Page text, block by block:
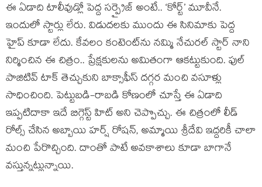
ఈ ఏడాది టాలీవుడ్లో పెద్ద సర్ప్రైజ్ అంటే.. ‘కోర్ట్’ మూవీనే.
ఇందులో స్టార్లు లేరు. విడుదలకు ముందు ఈ సినిమాకు పెద్ద
హైప్ కూడా లేదు. కేవలం కంటెంట్‌ను నమ్మి నేచురల్ స్టార్ నాని
నిర్మించిన ఈ చిత్రం.. ప్రేక్షకులను అమితంగా ఆకట్టుకుంది. ఫుల్
పాజిటివ్ టాక్ తెచ్చుకుని బాక్సాఫీస్ దగ్గర మంచి వసూళ్లు
సాధించింది. పెట్టుబడి-రాబడి కోణంలో చూస్తే ఈ ఏడాది
ఇప్పటిదాకా ఇదే బిగ్గెస్ట్ హిట్ అని చెప్పొచ్చు. ఈ చిత్రంలో లీడ్
రోల్స్ చేసిన అబ్బాయి హర్ష్ రోషన్, అమ్మాయి శ్రీదేవి ఇద్దరికీ చాలా
మంచి పేరొచ్చింది. దాంతో పాటే అవకాశాలు కూడా బాగానే
వస్తున్నట్లున్నాయి.